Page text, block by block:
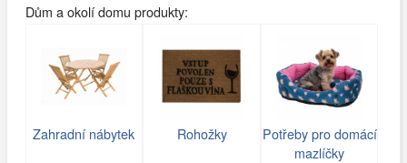
Dům a okolí domu produkty:
Zahradní nábytek Rohožky
Potřeby pro domácí
mazlíčky